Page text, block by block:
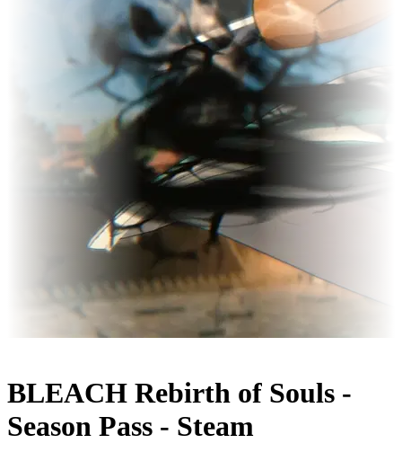
BLEACH Rebirth of Souls -
Season Pass - Steam